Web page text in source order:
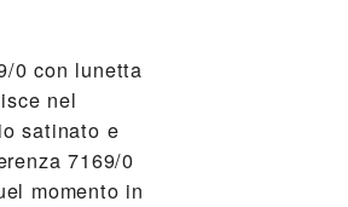
0 con lunetta
nel
satinato e
7169/0
momento in